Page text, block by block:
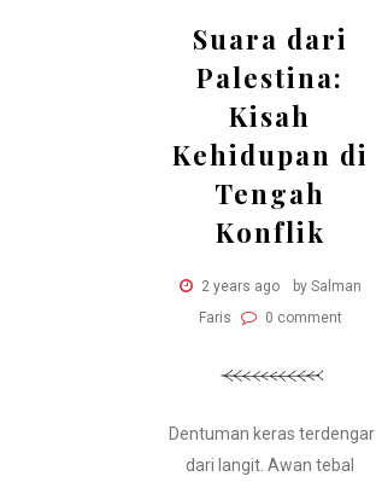
Suara dari
Palestina:
Kisah
Kehidupan di
Tengah
Konflik
2 years ago
by Salman
Faris
0 comment
Dentuman keras terdengar
dari langit. Awan tebal